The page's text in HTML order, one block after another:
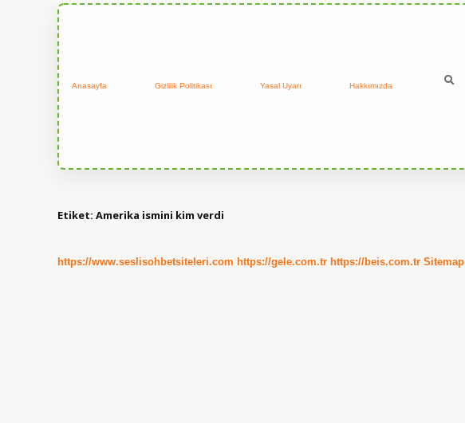
Anasayfa Gizlilik Politikası Yasal Uyarı Hakkımızda
Etiket: Amerika ismini kim verdi
https://www.seslisohbetsiteleri.com https://gele.com.tr https://beis.com.tr Sitemap